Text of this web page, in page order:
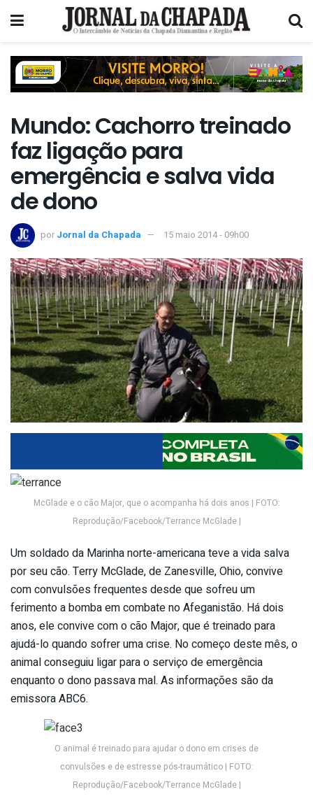
Mundo: Cachorro treinado
faz ligação para
emergência e salva vida
de dono
por Jornal da Chapada 15 maio 2014 - 09h00
McGlade e o cão Major, que o acompanha há dois anos | FOTO:
Reprodução/Facebook/Terrance McGlade |
Um soldado da Marinha norte-americana teve a vida salva
por seu cão. Terry McGlade, de Zanesville, Ohio, convive
com convulsões frequentes desde que sofreu um
ferimento a bomba em combate no Afeganistão. Há dois
anos, ele convive com o cão Major, que é treinado para
ajudá-lo quando sofrer uma crise. No começo deste mês, o
animal conseguiu ligar para o serviço de emergência
enquanto o dono passava mal. As informações são da
emissora ABC6.
O animal é treinado para ajudar o dono em crises de
convulsões e de estresse pós-traumático | FOTO:
Reprodução/Facebook/Terrance McGlade |